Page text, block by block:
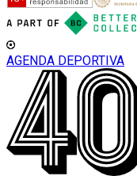
AGENDA DEPORTIVA